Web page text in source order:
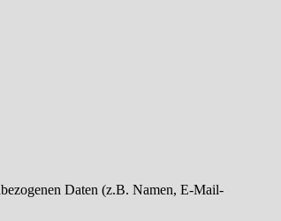
Daten (z.B. Namen, E-Mail-